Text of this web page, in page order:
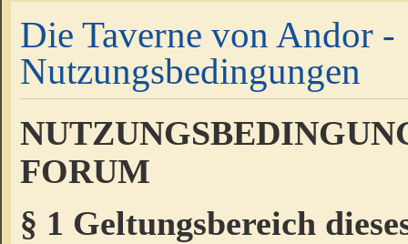
Die Taverne von Andor -
Nutzungsbedingungen
FORUM
§ 1 Geltungsbereich